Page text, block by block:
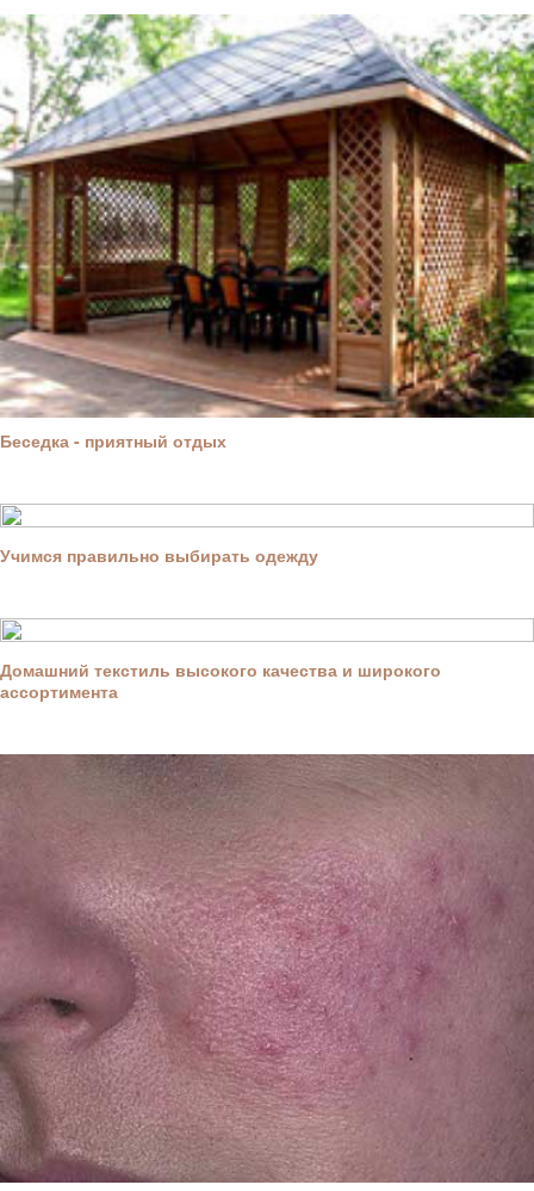
Беседка - приятный отдых
Учимся правильно выбирать одежду
Домашний текстиль высокого качества и широкого
ассортимента